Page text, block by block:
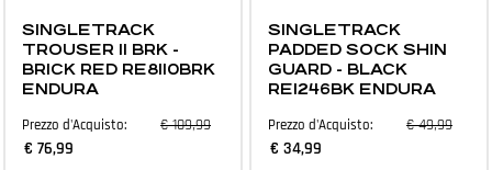
SINGLETRACK
TROUSER II BRK -
BRICK RED RE8110BRK
ENDURA
Prezzo d'Acquisto: € 109,99
€ 76,99
SINGLETRACK
PADDED SOCK SHIN
GUARD - BLACK
RE1246BK ENDURA
Prezzo d'Acquisto: € 49,99
€ 34,99